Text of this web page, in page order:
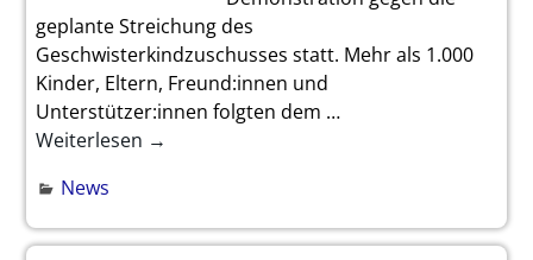
geplante Streichung des
Geschwisterkindzuschusses statt. Mehr als 1.000
Kinder, Eltern, Freund:innen und
Unterstützer:innen folgten dem …
Weiterlesen →
News